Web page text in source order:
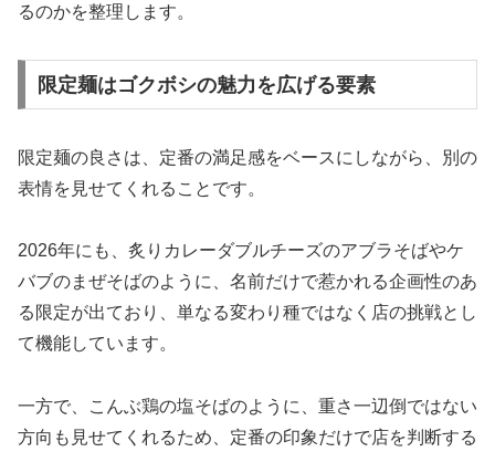
るのかを整理します。
限定麺はゴクボシの魅力を広げる要素
限定麺の良さは、定番の満足感をベースにしながら、別の
表情を見せてくれることです。
2026年にも、炙りカレーダブルチーズのアブラそばやケ
バブのまぜそばのように、名前だけで惹かれる企画性のあ
る限定が出ており、単なる変わり種ではなく店の挑戦とし
て機能しています。
一方で、こんぶ鶏の塩そばのように、重さ一辺倒ではない
方向も見せてくれるため、定番の印象だけで店を判断する